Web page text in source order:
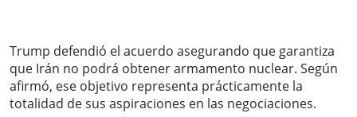
Trump defendió el acuerdo asegurando que garantiza
que Irán no podrá obtener armamento nuclear. Según
afirmó, ese objetivo representa prácticamente la
totalidad de sus aspiraciones en las negociaciones.